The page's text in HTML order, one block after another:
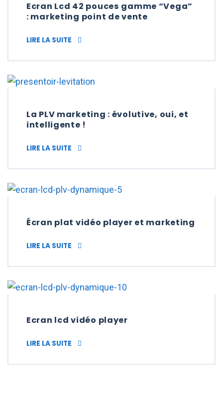
Ecran Lcd 42 pouces gamme “Vega”
: marketing point de vente
LIRE LA SUITE ECRAN LCD 42 POUCES GAMME “VEGA” :
La PLV marketing : évolutive, oui, et
intelligente !
LIRE LA SUITE LA PLV MARKETING : ÉVOLUTIVE, OUI, ET
Écran plat vidéo player et marketing
LIRE LA SUITE ÉCRAN PLAT VIDÉO PLAYER ET MARKETING
Ecran lcd vidéo player
LIRE LA SUITE ECRAN LCD VIDÉO PLAYER